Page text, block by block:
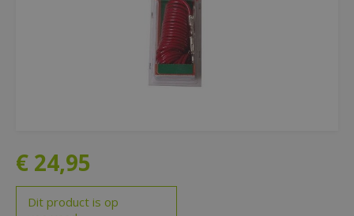
€ 24,95
Dit product is op